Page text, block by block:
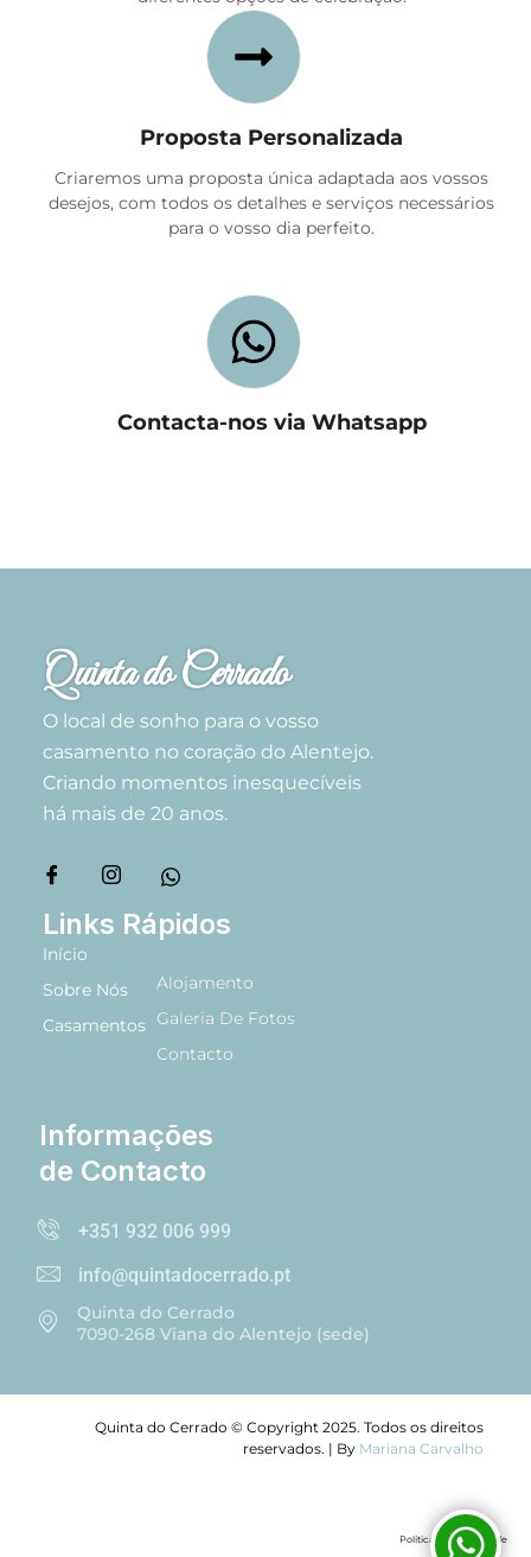
Proposta Personalizada
Criaremos uma proposta única adaptada aos vossos
desejos, com todos os detalhes e serviços necessários
para o vosso dia perfeito.
Contacta-nos via Whatsapp
Quinta do Cerrado
O local de sonho para o vosso
casamento no coração do Alentejo.
Criando momentos inesquecíveis
há mais de 20 anos.
Links Rápidos
Início
Sobre Nós
Casamentos
Alojamento
Galeria De Fotos
Contacto
Informações
de Contacto
+351 932 006 999
info@quintadocerrado.pt
Quinta do Cerrado
7090-268 Viana do Alentejo (sede)
Quinta do Cerrado © Copyright 2025. Todos os direitos
reservados. | By Mariana Carvalho
Política de Privacidade